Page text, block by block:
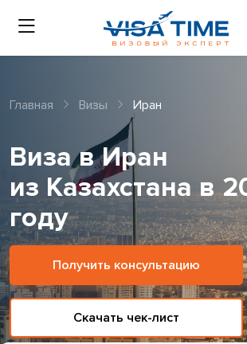
Главная Визы Иран
Виза в Иран
из Казахстана в
году
Получить консультацию
Скачать чек-лист